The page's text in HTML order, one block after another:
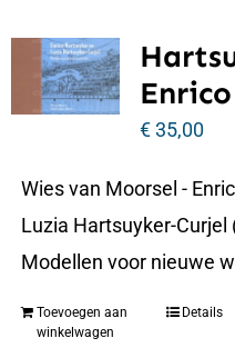
€35,00
Wies van Moorsel -
Luzia Hartsuyker-Curjel
Modellen voor nieuwe
Toevoegen aan
winkelwagen
Details